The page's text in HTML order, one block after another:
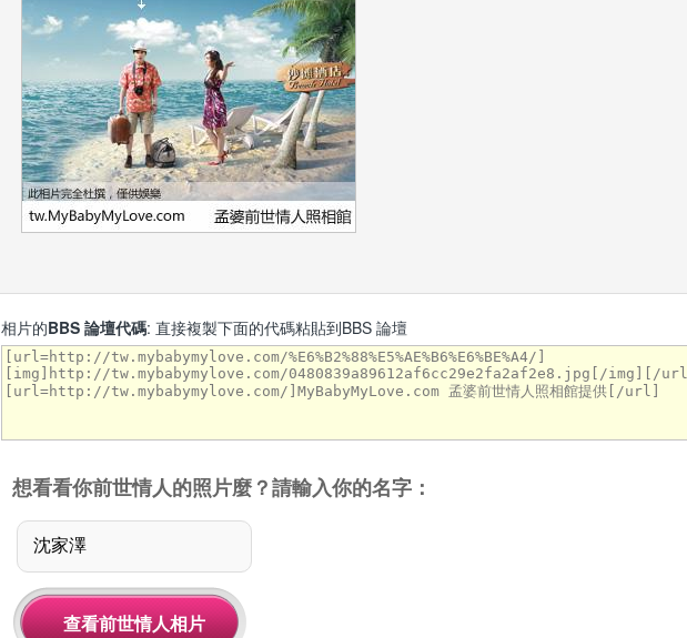
相片的BBS 論壇代碼: 直接複製下面的代碼粘貼到BBS 論壇
想看看你前世情人的照片麼？請輸入你的名字：